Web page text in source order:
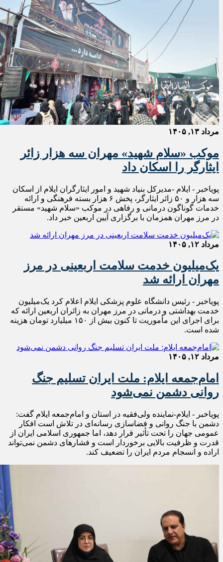
مرداد ۱۳, ۱۴۰۵
موکب «سلام شهید» مهران سه هزار زائر
ایثارگر را اسکان داد
پویاخبر - ایلام -مدیرکل بنیاد شهید و امور ایثارگران ایلام از اسکان
سه هزار و ۵۰ زائر ایثارگر، پخش ۶ هزار بسته فرهنگی و ارائه
خدمات‌ گوناگون درمانی و رفاهی در موکب «سلام شهید» مستقر
در مرز مهران همزمان با برگزاری آیین اربعین خبر داد.
مرداد ۱۲, ۱۴۰۵
یک‌میلیون خدمت سلامت اربعینی در مرز
مهران ارائه شد
پویاخبر - رئیس دانشگاه علوم پزشکی ایلام اعلام کرد یک‌میلیون
خدمت بهداشتی و درمانی در مرز مهران به زائران اربعین ارائه که
برای اجرای این مأموریت تا کنون بیش از ۱۵۰ میلیارد تومان هزینه
شده است.
مرداد ۱۲, ۱۴۰۵
امام‌جمعه ایلام: ملت ایران تسلیم جنگ
روانی دشمن نمی‌شود
پویاخبر - ایلام-نماینده ولی‌فقیه در استان و امام‌جمعه ایلام گفت:
دشمن با جنگ روانی و فضاسازی رسانه‌ای در تلاش است افکار
عمومی جهان را تحت تأثیر قرار دهد، اما جمهوری اسلامی ایران از
قدرت و ظرفیت بالایی برخوردار است و فشارهای دشمن نمی‌تواند
اراده و انسجام مردم ایران را تضعیف کند.